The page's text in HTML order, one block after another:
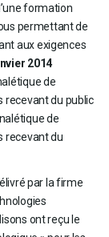
formation
permettant de
aux exigences
2014
de
recevant du public
de
recevant du
par la firme
ont reçu le